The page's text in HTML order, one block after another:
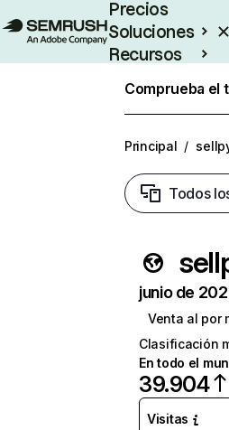
Precios
Soluciones
Recursos
Comprueba el
Principal /
Todos
junio de
Venta al por
Clasificación
En todo el
39.904
Visitas